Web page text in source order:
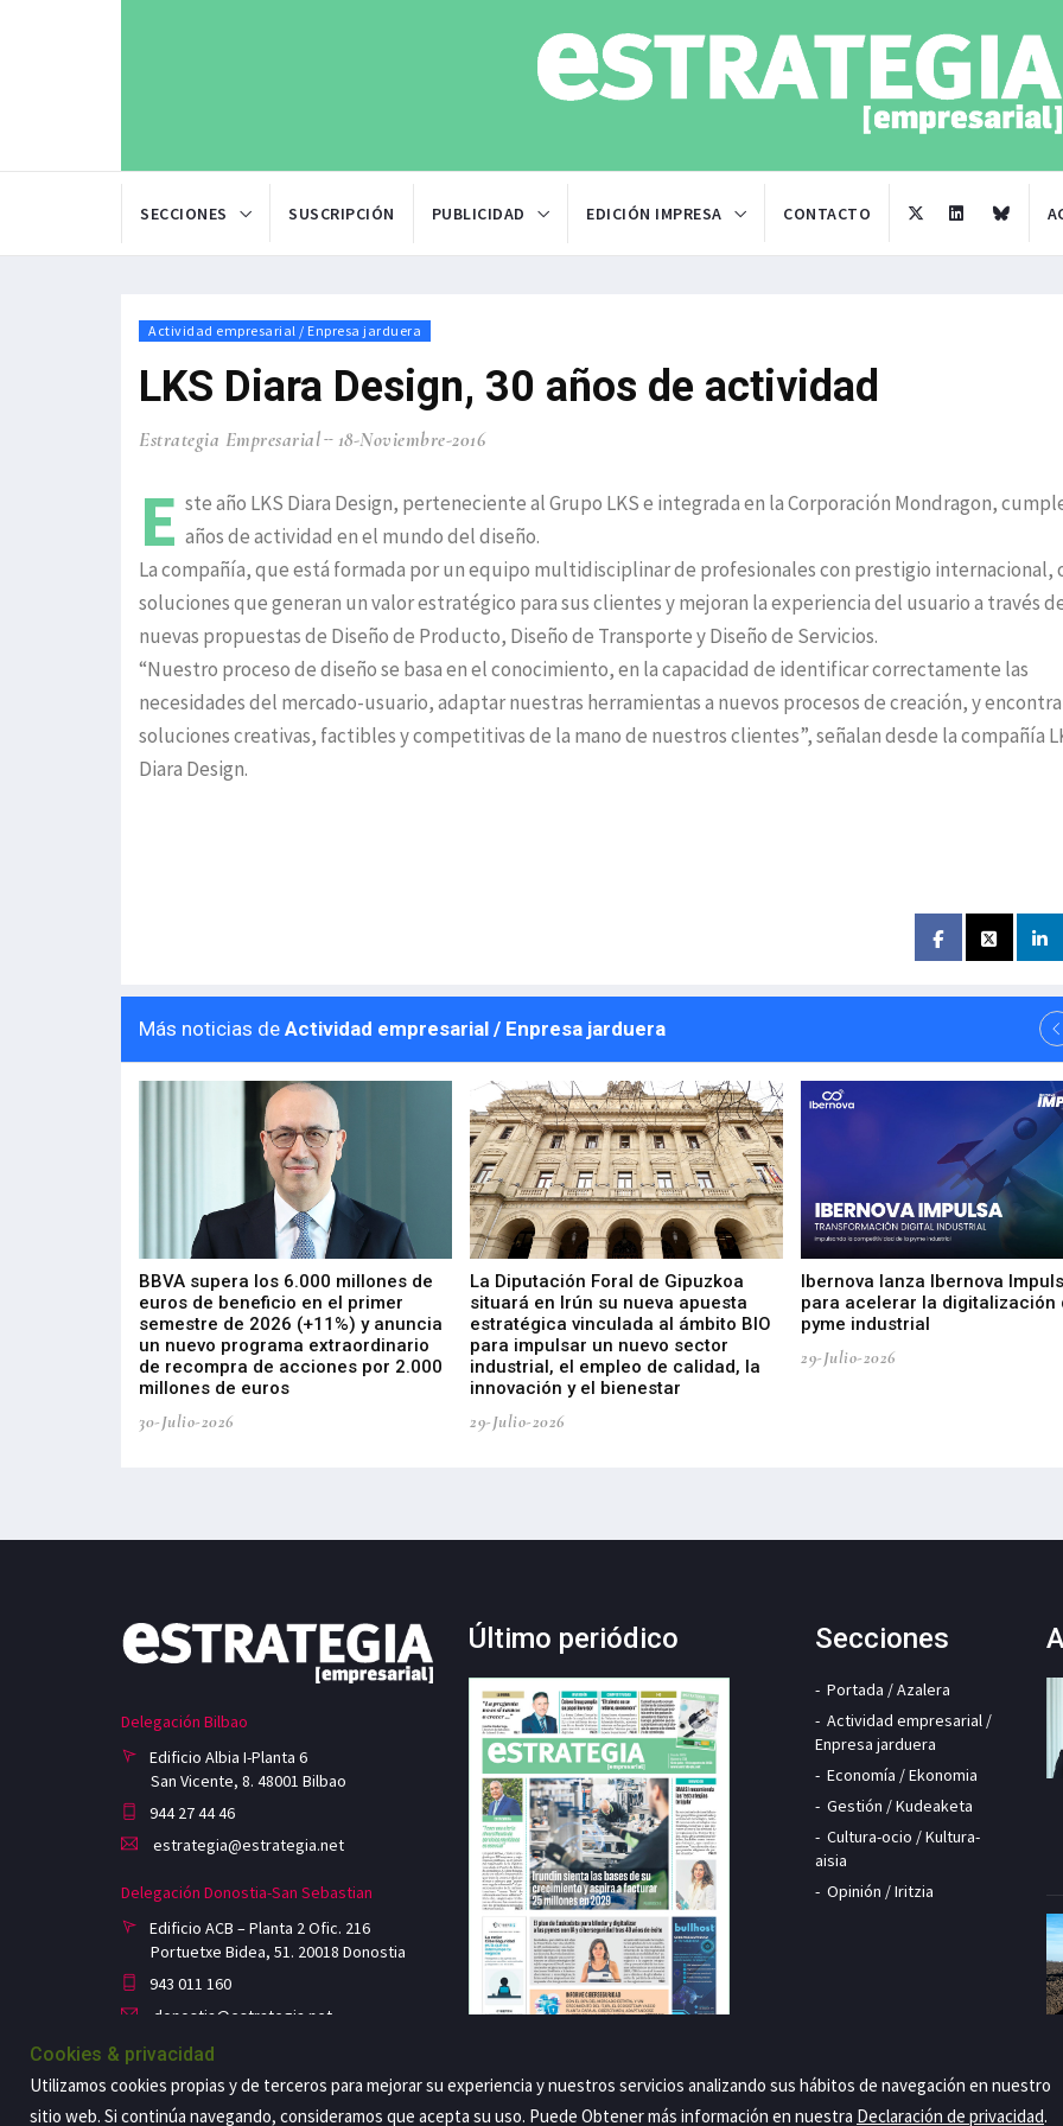
SECCIONES SUSCRIPCIÓN PUBLICIDAD EDICIÓN IMPRESA CONTACTO
Actividad empresarial / Enpresa jarduera
LKS Diara Design, 30 años de actividad
Estrategia Empresarial 18-Noviembre-2016
E ste año LKS Diara Design, perteneciente al Grupo LKS e integrada en la Corporación Mondragon,
años de actividad en el mundo del diseño.
La compañía, que está formada por un equipo multidisciplinar de profesionales con prestigio internacional,
soluciones que generan un valor estratégico para sus clientes y mejoran la experiencia del usuario a través
nuevas propuestas de Diseño de Producto, Diseño de Transporte y Diseño de Servicios.
“Nuestro proceso de diseño se basa en el conocimiento, en la capacidad de identificar correctamente las
necesidades del mercado-usuario, adaptar nuestras herramientas a nuevos procesos de creación, y
soluciones creativas, factibles y competitivas de la mano de nuestros clientes”, señalan desde la compañía
Diara Design.
Más noticias de Actividad empresarial / Enpresa jarduera
BBVA supera los 6.000 millones de
euros de beneficio en el primer
semestre de 2026 (+11%) y anuncia
un nuevo programa extraordinario
de recompra de acciones por 2.000
millones de euros
30-Julio-2026
La Diputación Foral de Gipuzkoa
situará en Irún su nueva apuesta
estratégica vinculada al ámbito BIO
para impulsar un nuevo sector
industrial, el empleo de calidad, la
innovación y el bienestar
29-Julio-2026
Ibernova lanza Ibernova
para acelerar la digitalización
pyme industrial
29-Julio-2026
Delegación Bilbao
Edificio Albia I-Planta 6
San Vicente, 8. 48001 Bilbao
944 27 44 46
estrategia@estrategia.net
Delegación Donostia-San Sebastian
Edificio ACB – Planta 2 Ofic. 216
Portuetxe Bidea, 51. 20018 Donostia
943 011 160
donostia@estrategia.net
Último periódico Secciones
Portada / Azalera
Actividad empresarial /
Enpresa jarduera
Economía / Ekonomia
Gestión / Kudeaketa
Cultura-ocio / Kultura-
aisia
Opinión / Iritzia
Cookies & privacidad
Utilizamos cookies propias y de terceros para mejorar su experiencia y nuestros servicios analizando sus hábitos de navegación en nuestro
sitio web. Si continúa navegando, consideramos que acepta su uso. Puede Obtener más información en nuestra Declaración de privacidad.